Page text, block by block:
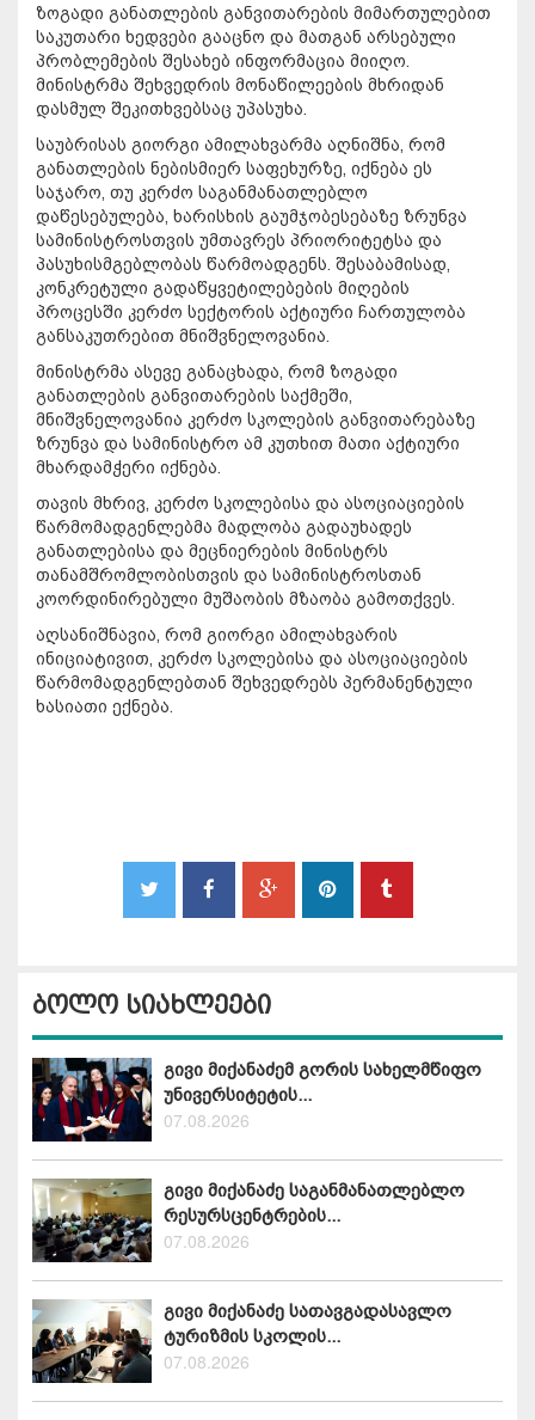
ზოგადი განათლების განვითარების მიმართულებით
საკუთარი ხედვები გააცნო და მათგან არსებული
პრობლემების შესახებ ინფორმაცია მიიღო.
მინისტრმა შეხვედრის მონაწილეების მხრიდან
დასმულ შეკითხვებსაც უპასუხა.
საუბრისას გიორგი ამილახვარმა აღნიშნა, რომ
განათლების ნებისმიერ საფეხურზე, იქნება ეს
საჯარო, თუ კერძო საგანმანათლებლო
დაწესებულება, ხარისხის გაუმჯობესებაზე ზრუნვა
სამინისტროსთვის უმთავრეს პრიორიტეტსა და
პასუხისმგებლობას წარმოადგენს. შესაბამისად,
კონკრეტული გადაწყვეტილებების მიღების
პროცესში კერძო სექტორის აქტიური ჩართულობა
განსაკუთრებით მნიშვნელოვანია.
მინისტრმა ასევე განაცხადა, რომ ზოგადი
განათლების განვითარების საქმეში,
მნიშვნელოვანია კერძო სკოლების განვითარებაზე
ზრუნვა და სამინისტრო ამ კუთხით მათი აქტიური
მხარდამჭერი იქნება.
თავის მხრივ, კერძო სკოლებისა და ასოციაციების
წარმომადგენლებმა მადლობა გადაუხადეს
განათლებისა და მეცნიერების მინისტრს
თანამშრომლობისთვის და სამინისტროსთან
კოორდინირებული მუშაობის მზაობა გამოთქვეს.
აღსანიშნავია, რომ გიორგი ამილახვარის
ინიციატივით, კერძო სკოლებისა და ასოციაციების
წარმომადგენლებთან შეხვედრებს პერმანენტული
ხასიათი ექნება.
ბოლო სიახლეები
გივი მიქანაძემ გორის სახელმწიფო
უნივერსიტეტის...
07.08.2026
გივი მიქანაძე საგანმანათლებლო
რესურსცენტრების...
07.08.2026
გივი მიქანაძე სათავგადასავლო
ტურიზმის სკოლის...
07.08.2026